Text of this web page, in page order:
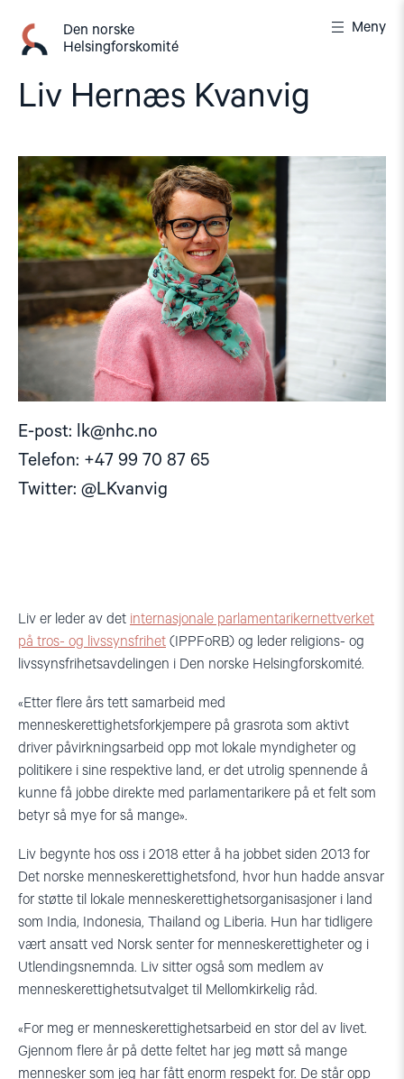
innhold
Den norske
Helsingforskomité
Meny
Liv Hernæs Kvanvig
E-post: lk@nhc.no
Telefon: +47 99 70 87 65
Twitter: @LKvanvig
Liv er leder av det internasjonale parlamentarikernettverket
på tros- og livssynsfrihet (IPPFoRB) og leder religions- og
livssynsfrihetsavdelingen i Den norske Helsingforskomité.
«Etter flere års tett samarbeid med
menneskerettighetsforkjempere på grasrota som aktivt
driver påvirkningsarbeid opp mot lokale myndigheter og
politikere i sine respektive land, er det utrolig spennende å
kunne få jobbe direkte med parlamentarikere på et felt som
betyr så mye for så mange».
Liv begynte hos oss i 2018 etter å ha jobbet siden 2013 for
Det norske menneskerettighetsfond, hvor hun hadde ansvar
for støtte til lokale menneskerettighetsorganisasjoner i land
som India, Indonesia, Thailand og Liberia. Hun har tidligere
vært ansatt ved Norsk senter for menneskerettigheter og i
Utlendingsnemnda. Liv sitter også som medlem av
menneskerettighetsutvalget til Mellomkirkelig råd.
«For meg er menneskerettighetsarbeid en stor del av livet.
Gjennom flere år på dette feltet har jeg møtt så mange
mennesker som jeg har fått enorm respekt for. De står opp